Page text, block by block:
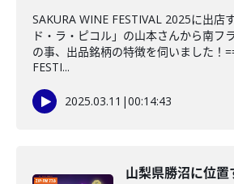
SAKURA WINE FESTIVAL 2025に出店
ド・ラ・ピコル」の山本さんから南フ
の事、出品銘柄の特徴を伺いました！
FESTI...
2025.03.11 |00:14:43
山梨県勝沼に位